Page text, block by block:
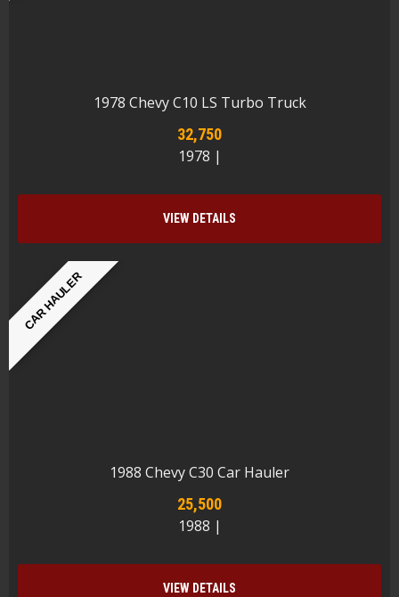
1978 Chevy C10 LS Turbo Truck
32,750
1978 |
VIEW DETAILS
CAR HAULER
1988 Chevy C30 Car Hauler
25,500
1988 |
VIEW DETAILS